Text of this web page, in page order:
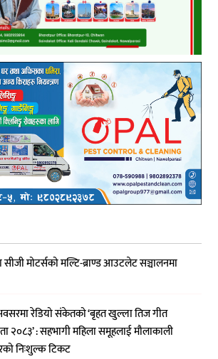
सीजी मोटर्सको मल्टि-ब्राण्ड आउटलेट सञ्चालनमा
रेडियो संकेतको ‘बृहत खुल्ला तिज गीत
२०८३’ : सहभागी महिला समूहलाई मौलाकाली
निःशुल्क टिकट